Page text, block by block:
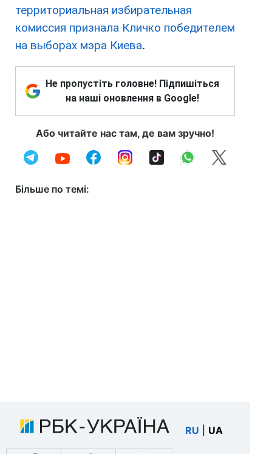
территориальная избирательная
комиссия признала Кличко победителем
на выборах мэра Киева.
Не пропустіть головне! Підпишіться
на наші оновлення в Google!
Або читайте нас там, де вам зручно!
Більше по темі:
RU UA